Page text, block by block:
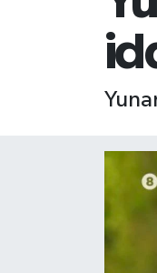
Resmi İlanlar
Gündem
Magazin